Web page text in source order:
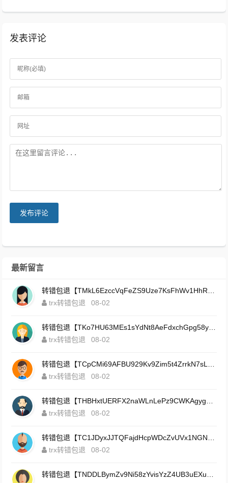
发表评论
发布评论
最新留言
trx转错包退
08-02
trx转错包退
08-02
trx转错包退
08-02
trx转错包退
08-02
trx转错包退
08-02